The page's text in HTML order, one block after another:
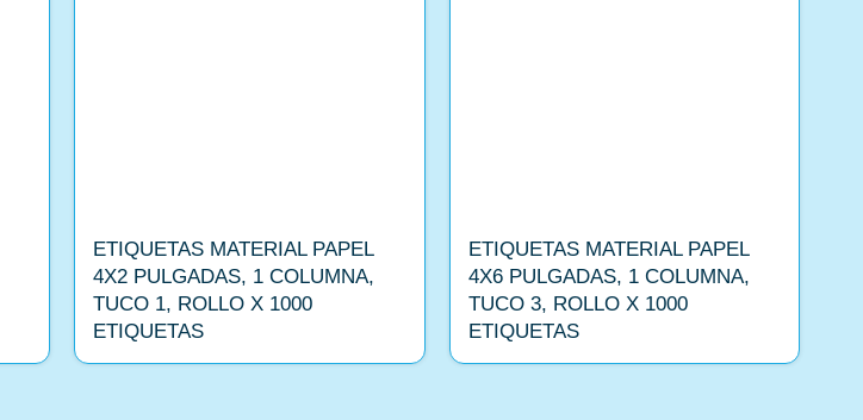
ETIQUETAS MATERIAL PAPEL
4X2 PULGADAS, 1 COLUMNA,
TUCO 1, ROLLO X 1000
ETIQUETAS
ETIQUETAS MATERIAL PAPEL
4X6 PULGADAS, 1 COLUMNA,
TUCO 3, ROLLO X 1000
ETIQUETAS